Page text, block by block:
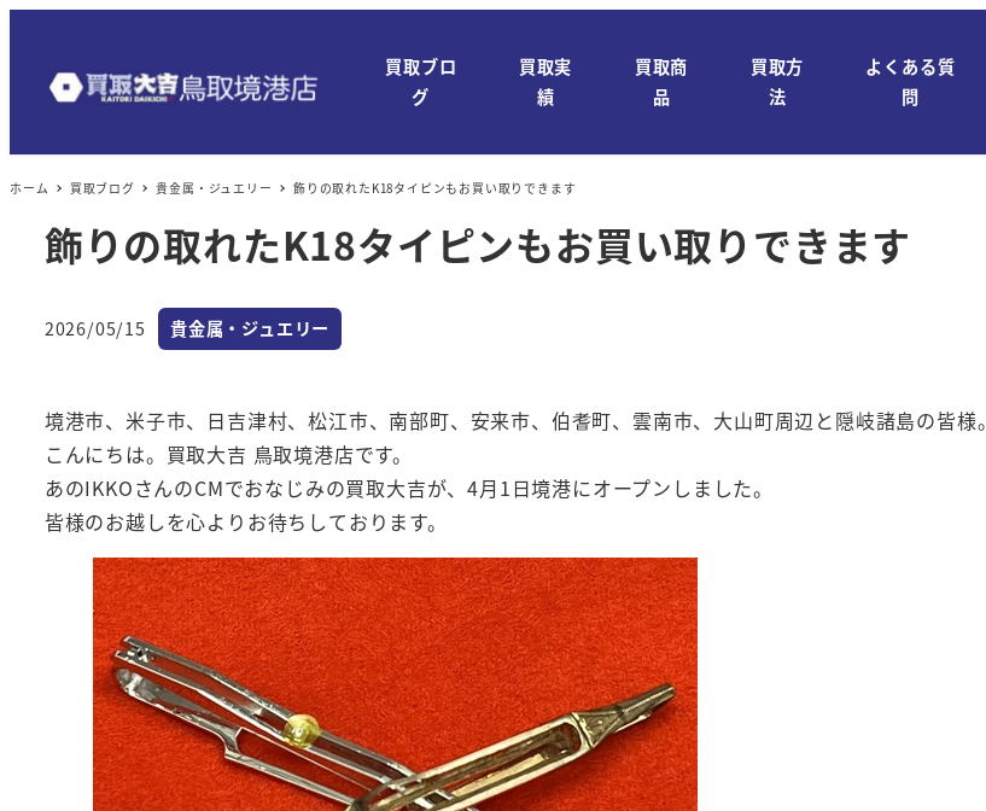
ン
テ
買取ブロ
グ
買取実
績
買取商
品
買取方
法
よくある質
問
ホーム 買取ブログ 貴金属・ジュエリー 飾りの取れたK18タイピンもお買い取りできます
飾りの取れたK18タイピンもお買い取りできます
投稿日
2026/05/15 カテゴリー
貴金属・ジュエリー
境港市、米子市、日吉津村、松江市、南部町、安来市、伯耆町、雲南市、大山町周辺と隠岐諸島の皆様。
こんにちは。買取大吉 鳥取境港店です。
あのIKKOさんのCMでおなじみの買取大吉が、4月1日境港にオープンしました。
皆様のお越しを心よりお待ちしております。